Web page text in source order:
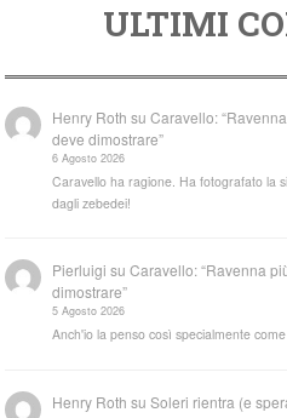
ULTIMI
Henry Roth suCaravello:
deve dimostrare”
6 Agosto 2026
Caravello ha ragione. Ha fotografato la
dagli zebedei!
Pierluigi suCaravello: “Ravenna
dimostrare”
5 Agosto 2026
Anch'io la penso così specialmente
Henry Roth suSoleri rientra (e